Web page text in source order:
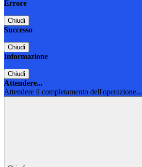
Errore
Chiudi
Successo
Chiudi
Informazione
Chiudi
Attendere...
Attendere il completamento dell'operazione...